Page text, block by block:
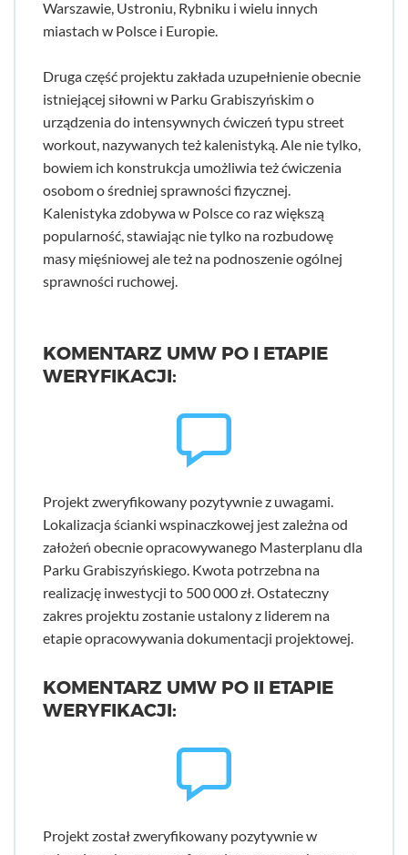
Warszawie, Ustroniu, Rybniku i wielu innych
miastach w Polsce i Europie.
Druga część projektu zakłada uzupełnienie obecnie
istniejącej siłowni w Parku Grabiszyńskim o
urządzenia do intensywnych ćwiczeń typu street
workout, nazywanych też kalenistyką. Ale nie tylko,
bowiem ich konstrukcja umożliwia też ćwiczenia
osobom o średniej sprawności fizycznej.
Kalenistyka zdobywa w Polsce co raz większą
popularność, stawiając nie tylko na rozbudowę
masy mięśniowej ale też na podnoszenie ogólnej
sprawności ruchowej.
KOMENTARZ UMW PO I ETAPIE
WERYFIKACJI:
Projekt zweryfikowany pozytywnie z uwagami.
Lokalizacja ścianki wspinaczkowej jest zależna od
założeń obecnie opracowywanego Masterplanu dla
Parku Grabiszyńskiego. Kwota potrzebna na
realizację inwestycji to 500 000 zł. Ostateczny
zakres projektu zostanie ustalony z liderem na
etapie opracowywania dokumentacji projektowej.
KOMENTARZ UMW PO II ETAPIE
WERYFIKACJI:
Projekt został zweryfikowany pozytywnie w